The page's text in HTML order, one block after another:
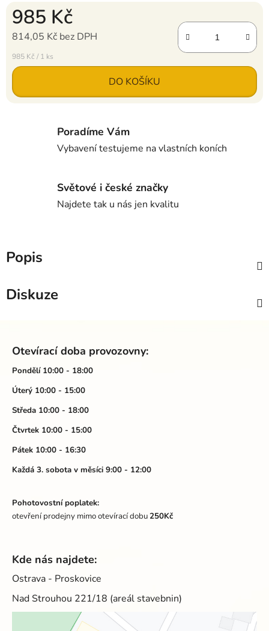
985 Kč
814,05 Kč bez DPH
Měrná cena:
985 Kč / 1 ks
DO KOŠÍKU
Poradíme Vám
Vybavení testujeme na vlastních koních
Světové i české značky
Najdete tak u nás jen kvalitu
Popis
Diskuze
Otevírací doba provozovny:
Pondělí 10:00 - 18:00
Úterý 10:00 - 15:00
Středa 10:00 - 18:00
Čtvrtek 10:00 - 15:00
Pátek 10:00 - 16:30
Každá 3. sobota v měsíci 9:00 - 12:00
Pohotovostní poplatek:
otevření prodejny mimo otevírací dobu250Kč
Kde nás najdete:
Ostrava - Proskovice
Nad Strouhou 221/18 (areál stavebnin)